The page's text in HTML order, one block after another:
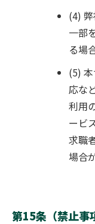
(4)
一部
る場
(5)
応な
利用
ービ
求職
場合
第15条（禁止事